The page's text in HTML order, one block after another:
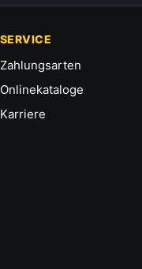
SERVICE
Zahlungsarten
Onlinekataloge
Karriere